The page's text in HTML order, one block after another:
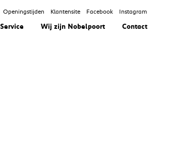
Openingstijden Klantensite Facebook Instagram
Service Wij zijn Nobelpoort Contact